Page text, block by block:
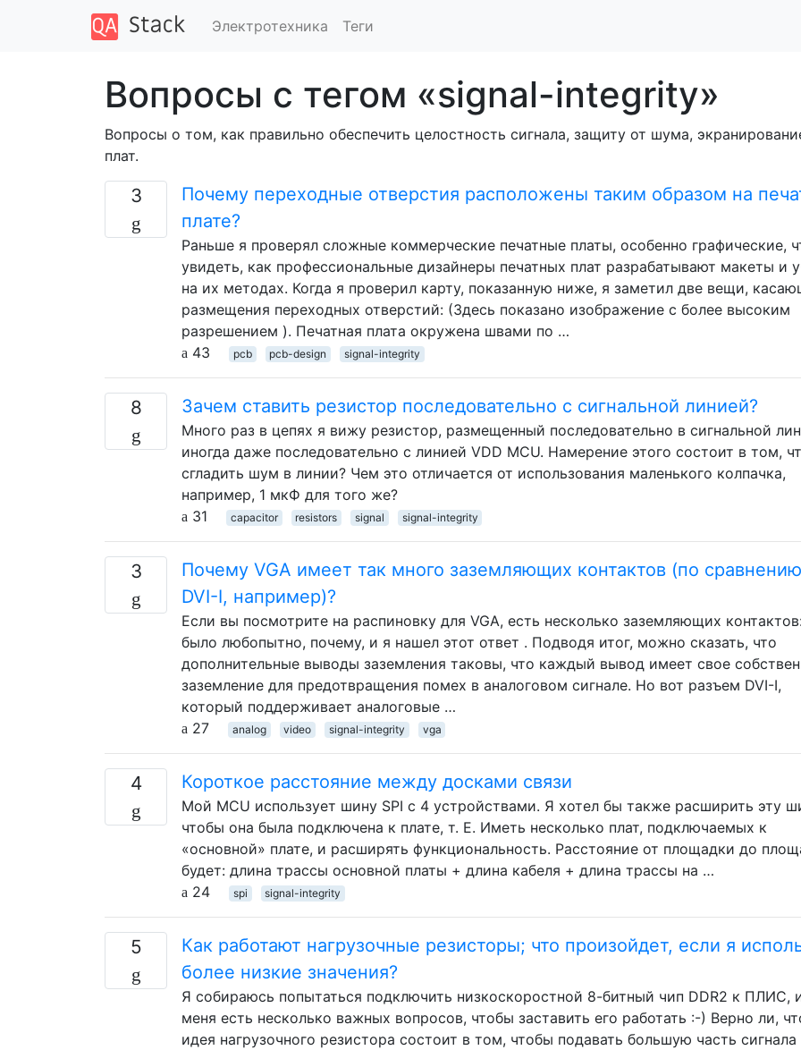
Электротехника Теги
Вопросы с тегом «signal-integrity»
Вопросы о том, как правильно обеспечить целостность сигнала, защиту от шума,
плат.
3
Почему переходные отверстия расположены таким образом на
плате?
Раньше я проверял сложные коммерческие печатные платы, особенно графические,
увидеть, как профессиональные дизайнеры печатных плат разрабатывают макеты и
на их методах. Когда я проверил карту, показанную ниже, я заметил две вещи,
размещения переходных отверстий: (Здесь показано изображение с более высоким
разрешением ). Печатная плата окружена швами по …
43
pcb pcb-design signal-integrity
8 Зачем ставить резистор последовательно с сигнальной линией?
Много раз в цепях я вижу резистор, размещенный последовательно в сигнальной
иногда даже последовательно с линией VDD MCU. Намерение этого состоит в том,
сгладить шум в линии? Чем это отличается от использования маленького колпачка,
например, 1 мкФ для того же?
31
capacitor resistors signal signal-integrity
3
Почему VGA имеет так много заземляющих контактов (по
DVI-I, например)?
Если вы посмотрите на распиновку для VGA, есть несколько заземляющих
было любопытно, почему, и я нашел этот ответ . Подводя итог, можно сказать, что
дополнительные выводы заземления таковы, что каждый вывод имеет свое
заземление для предотвращения помех в аналоговом сигнале. Но вот разъем DVI-I,
который поддерживает аналоговые …
27
analog video signal-integrity vga
4 Короткое расстояние между досками связи
Мой MCU использует шину SPI с 4 устройствами. Я хотел бы также расширить эту
чтобы она была подключена к плате, т. Е. Иметь несколько плат, подключаемых к
«основной» плате, и расширять функциональность. Расстояние от площадки до
будет: длина трассы основной платы + длина кабеля + длина трассы на …
24
spi signal-integrity
5
Как работают нагрузочные резисторы; что произойдет, если я
более низкие значения?
Я собираюсь попытаться подключить низкоскоростной 8-битный чип DDR2 к ПЛИС,
меня есть несколько важных вопросов, чтобы заставить его работать :-) Верно ли,
идея нагрузочного резистора состоит в том, чтобы подавать большую часть сигнала